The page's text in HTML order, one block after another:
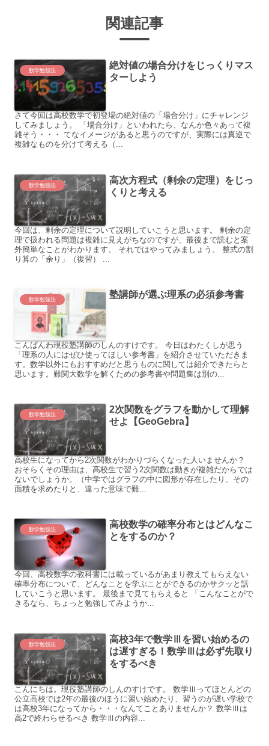
関連記事
数学勉強法
絶対値の場合分けをじっくりマス
ターしよう
さて今回は高校数学で初登場の絶対値の「場合分け」にチャレンジ
してみましょう。 「場合分け」といわれたら、なんか色々あって複
雑そう・・・ てなイメージがあると思うのですが、実際には真逆で
複雑なものを分けて考える（...
数学勉強法
高次方程式（剰余の定理）をじっ
くりと考える
今回は、剰余の定理について説明していこうと思います。 剰余の定
理で扱われる問題は複雑に見えがちなのですが、最後まで読むと案
外簡単なことがわかります。 それではやってみましょう。 整式の割
り算の「余り」（復習） ...
数学勉強法 塾講師が選ぶ理系の必須参考書
こんばんわ現役塾講師のしんのすけです。 今日はわたくしが思う
「理系の人にはぜひ使ってほしい参考書」を紹介させていただきま
す。数学以外にもおすすめだと思うものに関しては紹介できたらと
思います。難関大数学を解くための参考書や問題集は別の...
数学勉強法
2次関数をグラフを動かして理解
せよ【GeoGebra】
高校生になってから2次関数がわかりづらくなった人いませんか？
おそらくその理由は、高校生で習う2次関数は動きが複雑だからでは
ないでしょうか。（中学ではグラフの中に図形が存在したり、その
面積を求めたりと、違った意味で難...
数学勉強法
高校数学の確率分布とはどんなこ
とをするのか？
今回、高校数学の教科書には載っているがあまり教えてもらえない
確率分布について、どんなことを学ぶことができるのかサクッと話
していこうと思います。 最後まで見てもらえると 「こんなことがで
きるなら、ちょっと勉強してみようか...
数学勉強法
高校3年で数学Ⅲを習い始めるの
は遅すぎる！数学Ⅲは必ず先取り
をするべき
こんにちは。現役塾講師のしんのすけです。 数学Ⅲってほとんどの
公立高校では2年の最後のほうに習い始めたり、習うのが遅い学校で
は高校3年になってから・・・なんてことありませんか？ 数学Ⅲは
高2で終わらせるべき 数学Ⅲの内容...